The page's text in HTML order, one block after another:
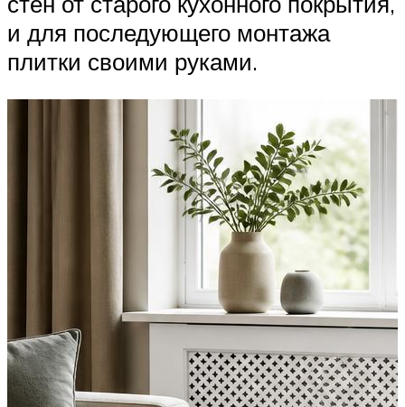
и для последующего монтажа
плитки своими руками.